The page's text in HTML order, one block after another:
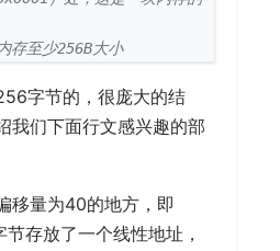
字节的，很庞大的结
我们下面行文感兴趣的部
移量为40的地方，即
存放了一个线性地址，